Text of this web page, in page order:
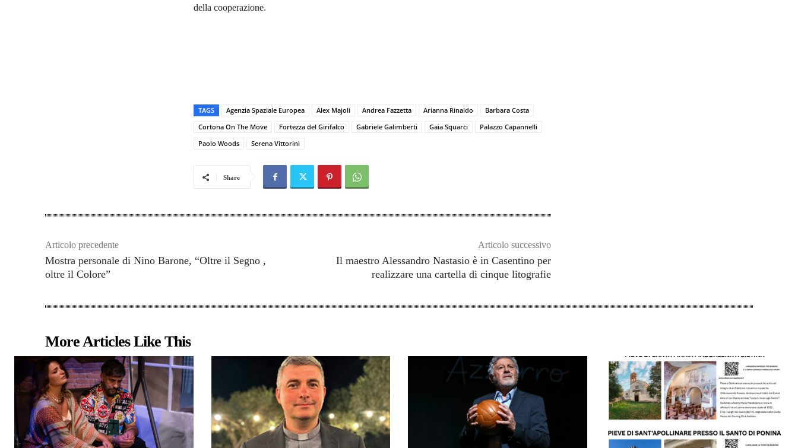
della cooperazione.
TAGS Agenzia Spaziale Europea Alex Majoli Andrea Fazzetta Arianna Rinaldo
Barbara Costa
Cortona On The Move
Fortezza del Girifalco Gabriele Galimberti Gaia Squarci
Palazzo Capannelli
Paolo Woods
Serena Vittorini
Share
Articolo precedente
Mostra personale di Nino Barone, “Oltre il Segno ,
oltre il Colore”
Articolo successivo
Il maestro Alessandro Nastasio è in Casentino per
realizzare una cartella di cinque litografie
More Articles Like This